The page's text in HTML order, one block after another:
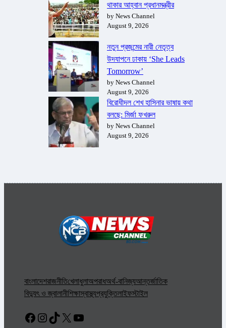
থাকার আহ্বান প্রধানমন্ত্রীর
by News Channel
August 9, 2026
নতুন প্রজন্মের নারী নেতৃত্ব
উদযাপনে ঢাকায় ‘She Leads
Tomorrow’
by News Channel
August 9, 2026
বিরোধীদল শেখ হাসিনার ভাষায় কথা
বলছে: মির্জা ফখরুল
by News Channel
August 9, 2026
বাংলাদেশরাজনীতিখেলাধুলাঅপরাধঅর্থ-বানিজ্যআন্তর্জাতিক
বিদ্যুৎ ও জ্বালানীশিক্ষাস্বাস্থ্যপ্রযুক্তিলাইফস্টাইল
Facebook
Instagram
TikTok
X YouTube